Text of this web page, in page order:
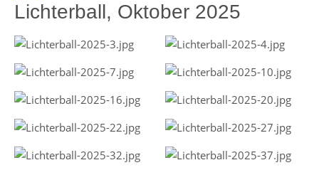
Lichterball, Oktober 2025